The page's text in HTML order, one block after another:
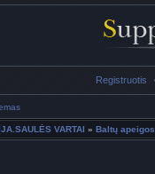
Registruotis
VARTAI » Baltų apeigos